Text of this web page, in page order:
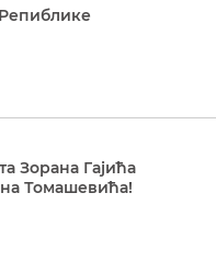
Зорана Гајића
Томашевића!